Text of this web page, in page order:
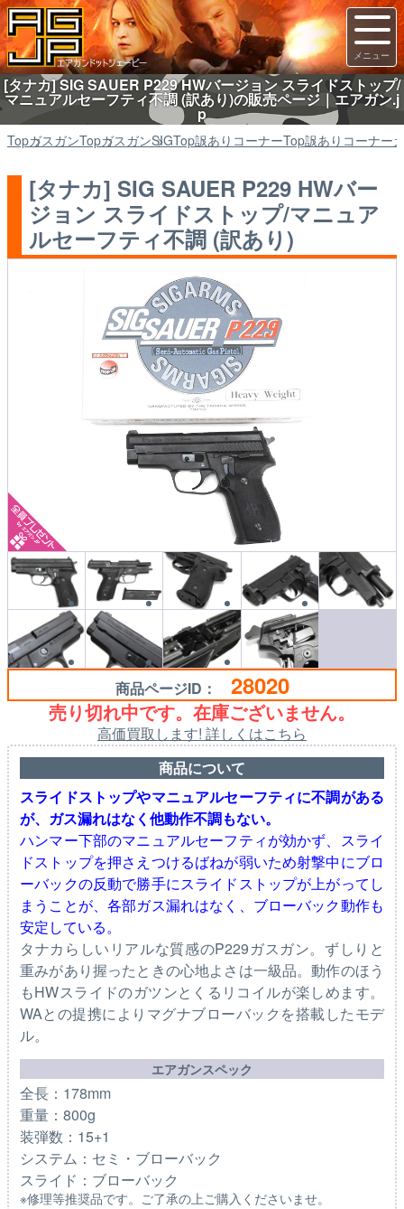
[タナカ] SIG SAUER P229 HWバージョン スライドストップ/
マニュアルセーフティ不調 (訳あり)の販売ページ｜エアガン.j
p
TopガスガンTopガスガンSIGTop訳ありコーナーTop訳ありコーナー
[タナカ] SIG SAUER P229 HWバー
ジョン スライドストップ/マニュア
ルセーフティ不調 (訳あり)
商品ページID： 28020
売り切れ中です。在庫ございません。
高価買取します! 詳しくはこちら
商品について
スライドストップやマニュアルセーフティに不調がある
が、ガス漏れはなく他動作不調もない。
ハンマー下部のマニュアルセーフティが効かず、スライ
ドストップを押さえつけるばねが弱いため射撃中にブロ
ーバックの反動で勝手にスライドストップが上がってし
まうことが、各部ガス漏れはなく、ブローバック動作も
安定している。
タナカらしいリアルな質感のP229ガスガン。ずしりと
重みがあり握ったときの心地よさは一級品。動作のほう
もHWスライドのガツンとくるリコイルが楽しめます。
WAとの提携によりマグナブローバックを搭載したモデ
ル。
エアガンスペック
全長：178mm
重量：800g
装弾数：15+1
システム：セミ・ブローバック
スライド：ブローバック
※修理等推奨品です。ご了承の上ご購入くださいませ。